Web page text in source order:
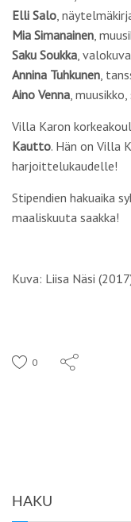
Elli Salo,
Mia Simanainen,
Saku Soukka,
Annina Tuhkunen,
Aino Venna,
Villa Karon
Kautto. Hän on Villa
harjoittelukaudelle!
Stipendien hakuaika
maaliskuuta saakka!
Kuva: Liisa Näsi
0
HAKU